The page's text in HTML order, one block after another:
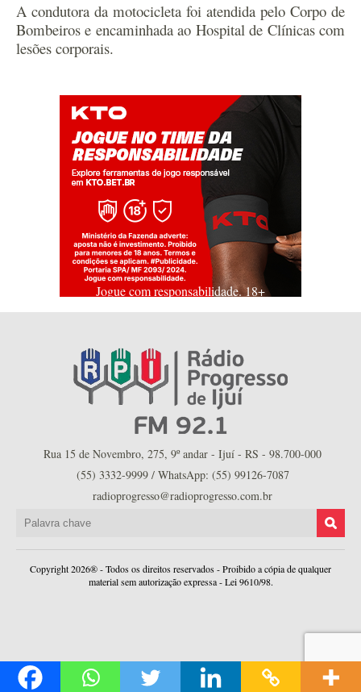
A condutora da motocicleta foi atendida pelo Corpo de
Bombeiros e encaminhada ao Hospital de Clínicas com
lesões corporais.
Jogue com responsabilidade. 18+
Rua 15 de Novembro, 275, 9º andar - Ijuí - RS - 98.700-000
(55) 3332-9999 / WhatsApp: (55) 99126-7087
radioprogresso@radioprogresso.com.br
Copyright 2026® - Todos os direitos reservados - Proibido a cópia de qualquer
material sem autorização expressa - Lei 9610/98.